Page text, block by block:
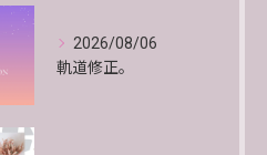
2026/08/06
軌道修正。